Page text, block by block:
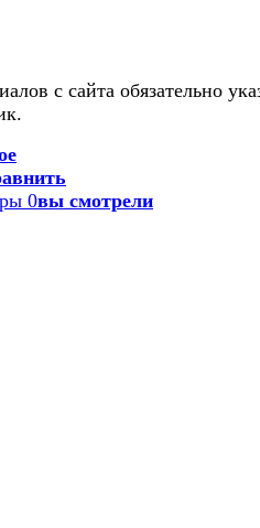
с сайта обязательно
0вы смотрели